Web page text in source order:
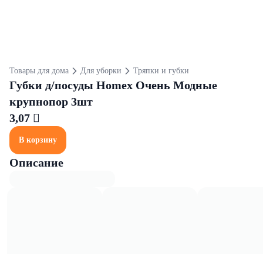
Товары для дома Для уборки Тряпки и губки
Губки д/посуды Homex Очень Модные
крупнопор 3шт
3,07 
В корзину
Описание